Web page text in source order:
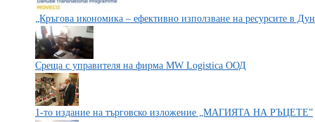
„Кръгова икономика – ефективно използване на ресурсите в
Среща с управителя на фирма MW Logisticа ООД
1-то издание на търговско изложение „МАГИЯТА НА РЪЦЕТЕ”